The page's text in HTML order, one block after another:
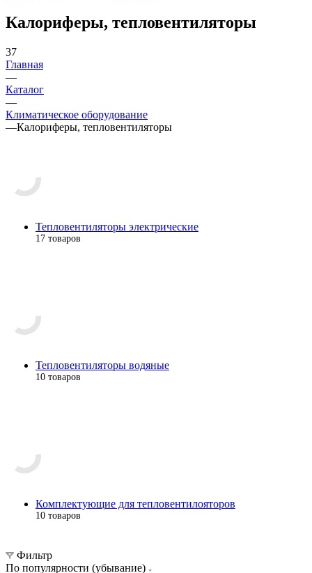
Калориферы, тепловентиляторы
37
Главная
—
Каталог
—
Климатическое оборудование
—Калориферы, тепловентиляторы
Тепловентиляторы электрические
17 товаров
Тепловентиляторы водяные
10 товаров
Комплектующие для тепловентилояторов
10 товаров
Фильтр
По популярности (убывание)